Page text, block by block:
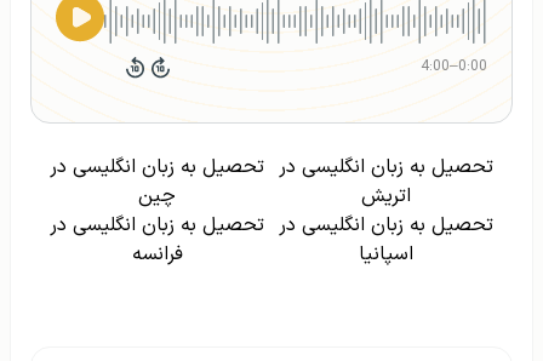
0:00
–
4:00
تحصیل به زبان انگلیسی در
اتریش
تحصیل به زبان انگلیسی در
چین
تحصیل به زبان انگلیسی در
اسپانیا
تحصیل به زبان انگلیسی در
فرانسه